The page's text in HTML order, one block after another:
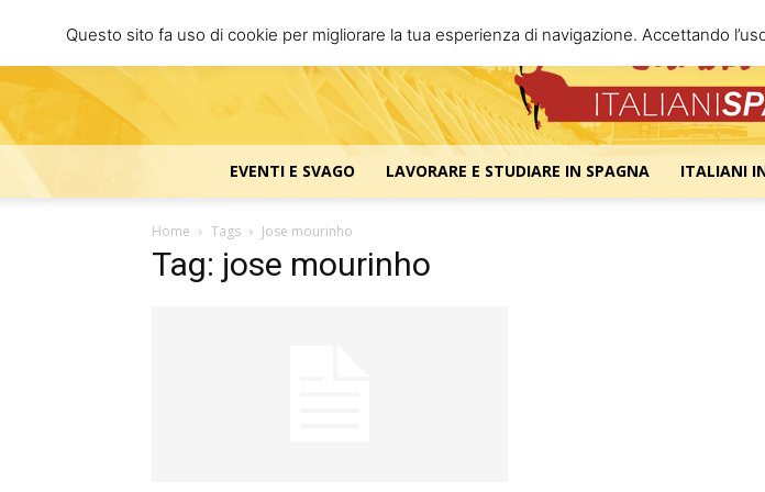
EVENTI E SVAGO LAVORARE E STUDIARE IN SPAGNA ITALIANI
Home Tags Jose mourinho
Tag: jose mourinho
Questo sito fa uso di cookie per migliorare la tua esperienza di navigazione. Accettando